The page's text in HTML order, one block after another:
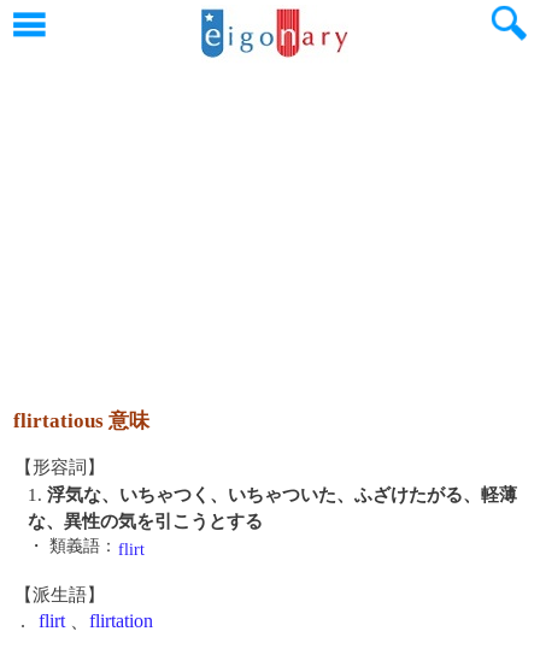
flirtatious 意味
【形容詞】
1. 浮気な、いちゃつく、いちゃついた、ふざけたがる、軽薄
な、異性の気を引こうとする
・ 類義語： flirt
【派生語】
. flirt flirtation